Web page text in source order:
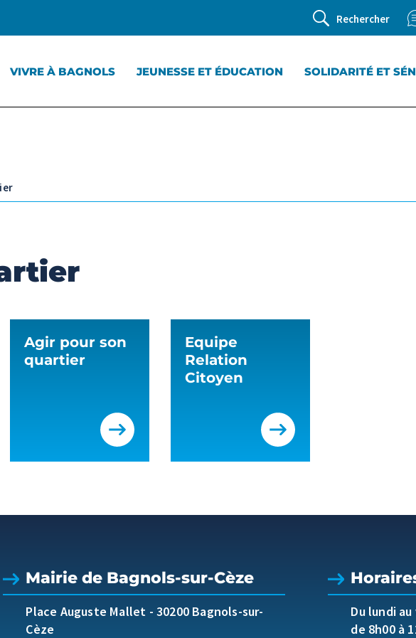
Rechercher
VIVRE À BAGNOLS JEUNESSE ET ÉDUCATION SOLIDARITÉ ET
Agir pour son
quartier
Equipe
Relation
Citoyen
Mairie de Bagnols-sur-Cèze
Place Auguste Mallet - 30200 Bagnols-sur-
Cèze
Du lundi
de 8h00 à